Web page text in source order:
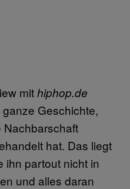
mithiphop.de
Geschichte,
Nachbarschaft
hat. Das liegt
ihn partout nicht in
und alles daran